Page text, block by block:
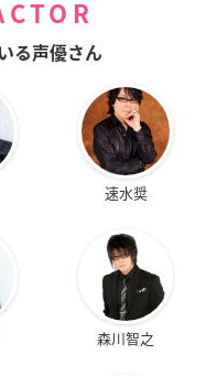
る声優さん
速水奨
森川智之